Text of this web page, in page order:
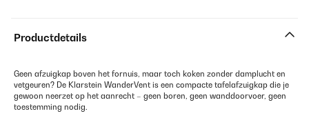
Productdetails
Geen afzuigkap boven het fornuis, maar toch koken zonder damplucht en
vetgeuren? De Klarstein WanderVent is een compacte tafelafzuigkap die je
gewoon neerzet op het aanrecht – geen boren, geen wanddoorvoer, geen
toestemming nodig.